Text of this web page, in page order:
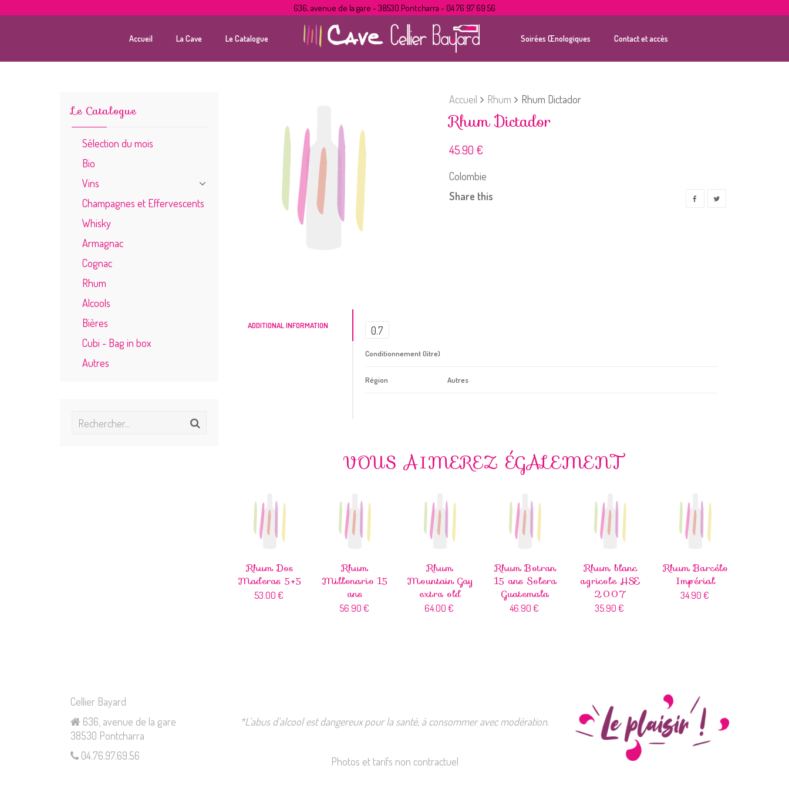
636, avenue de la gare - 38530 Pontcharra - 04 76 97 69 56
Accueil La Cave Le Catalogue Soirées Œnologiques Contact et accès
Accueil Rhum Rhum Dictador
Rhum Dictador
45.90 €
Colombie
Share this
ADDITIONAL INFORMATION 0.7
Conditionnement (litre)
Région Autres
VOUS AIMEREZ ÉGALEMENT
Rhum Dos
Maderas 5+5
53.00 €
Rhum
Millonario 15
ans
56.90 €
Rhum
Mountain Gay
extra old
64.00 €
Rhum Botran
15 ans Solera
Guatemala
46.90 €
Rhum blanc
agricole HSE
2007
35.90 €
Rhum Barcélo
Impérial
34.90 €
Le Catalogue
Sélection du mois
Bio
Vins
Champagnes et Effervescents
Whisky
Armagnac
Cognac
Rhum
Alcools
Bières
Cubi - Bag in box
Autres
Cellier Bayard
636, avenue de la gare
38530 Pontcharra
04.76.97.69.56
*L’abus d’alcool est dangereux pour la santé, à consommer avec modération.
Photos et tarifs non contractuel